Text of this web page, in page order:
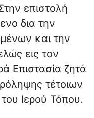
επιστολή
δια την
και την
εις τον
Επιστασία ζητά
τέτοιων
Ιερού Τόπου.